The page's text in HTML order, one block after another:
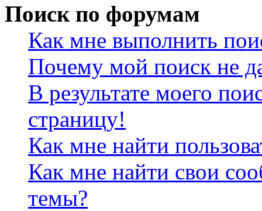
Поиск по форумам
Как мне выполнить
Почему мой поиск не
В результате моего
страницу!
Как мне найти
Как мне найти свои
темы?